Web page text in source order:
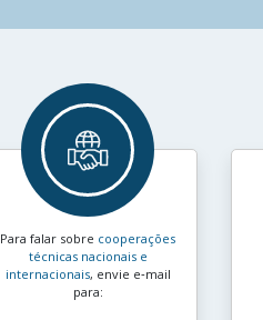
Para falar sobre cooperações
técnicas nacionais e
internacionais, envie e‑mail
para: